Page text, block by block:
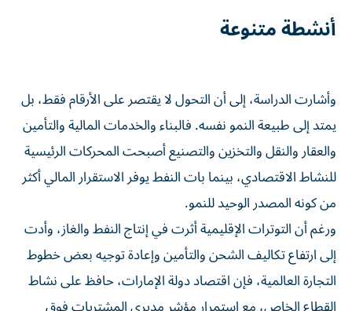
أنشطة متنوعة
وأشارت الدراسة، إلى أن التحول لا يقتصر على الأرقام فقط، بل
يمتد إلى طبيعة النمو نفسه. فالبناء والخدمات المالية والتأمين
والعقار والنقل والتخزين والتصنيع أصبحت المحركات الرئيسية
للنشاط الاقتصادي، بينما بات النفط يوفر الاستقرار المالي أكثر
من كونه المصدر الوحيد للنمو.
ورغم أن التوترات الإقليمية أثرت في إنتاج النفط والغاز، وأدت
إلى ارتفاع تكاليف الشحن والتأمين وإعادة توجيه بعض خطوط
التجارة العالمية، فإن اقتصاد دولة الإمارات، حافظ على نشاط